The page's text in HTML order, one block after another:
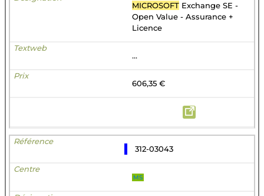
MICROSOFT Exchange SE -
Open Value - Assurance +
Licence
...
606,35 €
312-03043
MS